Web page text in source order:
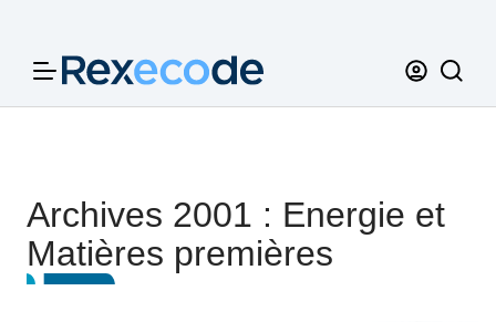
Archives 2001 : Energie et
Matières premières